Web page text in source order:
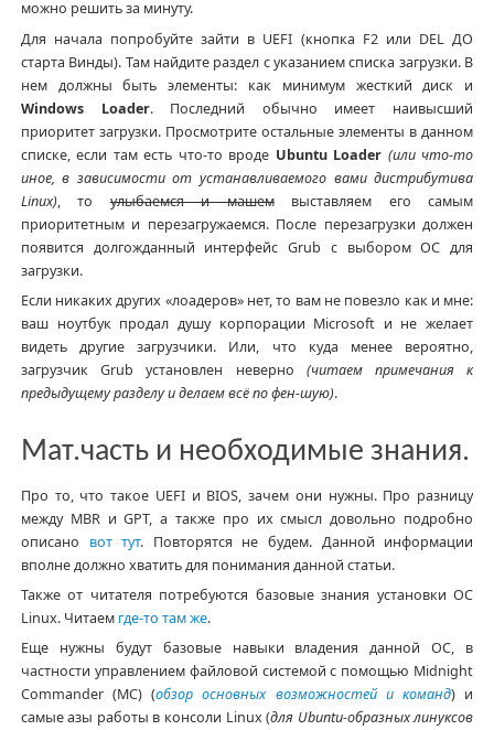
можно решить за минуту.
Для начала попробуйте зайти в UEFI (кнопка F2 или DEL ДО
старта Винды). Там найдите раздел с указанием списка загрузки. В
нем должны быть элементы: как минимум жесткий диск и
Windows Loader. Последний обычно имеет наивысший
приоритет загрузки. Просмотрите остальные элементы в данном
списке, если там есть что-то вроде Ubuntu Loader (или что-то
иное, в зависимости от устанавливаемого вами дистрибутива
Linux), тоулыбаемся и машемвыставляем его самым
приоритетным и перезагружаемся. После перезагрузки должен
появится долгожданный интерфейс Grub с выбором ОС для
загрузки.
Если никаких других «лоадеров» нет, то вам не повезло как и мне:
ваш ноутбук продал душу корпорации Microsoft и не желает
видеть другие загрузчики. Или, что куда менее вероятно,
загрузчик Grub установлен неверно (читаем примечания к
предыдущему разделу и делаем всё по фен-шую).
Мат.часть и необходимые знания.
Про то, что такое UEFI и BIOS, зачем они нужны. Про разницу
между MBR и GPT, а также про их смысл довольно подробно
описано вот тут. Повторятся не будем. Данной информации
вполне должно хватить для понимания данной статьи.
Также от читателя потребуются базовые знания установки ОС
Linux. Читаем где-то там же.
Еще нужны будут базовые навыки владения данной ОС, в
частности управлением файловой системой с помощью Midnight
Commander (MC) (обзор основных возможностей и команд) и
самые азы работы в консоли Linux (для Ubuntu-образных линуксов